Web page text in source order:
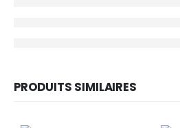
PRODUITS SIMILAIRES